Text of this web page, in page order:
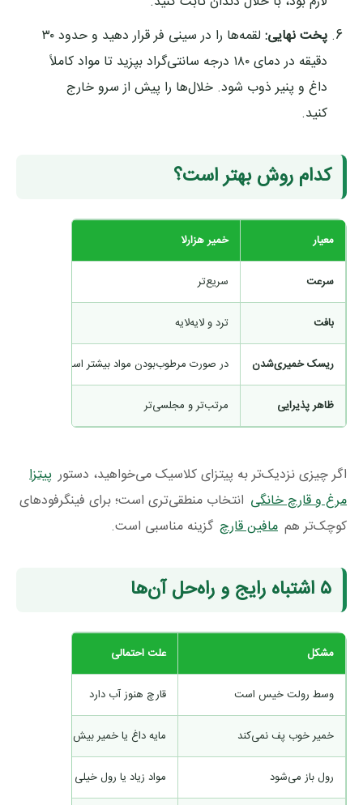
پخت نهایی:
لقمه‌ها را در سینی فر قرار دهید و حدود ۳۰
دقیقه در دمای ۱۸۰ درجه سانتی‌گراد بپزید تا مواد کاملاً
داغ و پنیر ذوب شود. خلال‌ها را پیش از سرو خارج
کنید.
کدام روش بهتر است؟
معیار خمیر هزارلا
سرعت سریع‌تر
بافت ترد و لایه‌لایه
ریسک خمیری‌شدن در صورت مرطوب‌بودن مواد بیشتر است
ظاهر پذیرایی مرتب‌تر و مجلسی‌تر
اگر چیزی نزدیک‌تر به پیتزای کلاسیک می‌خواهید، دستور پیتزا
مرغ و قارچ خانگی انتخاب منطقی‌تری است؛ برای فینگرفودهای
کوچک‌تر هم مافین قارچ گزینه مناسبی است.
۵ اشتباه رایج و راه‌حل آن‌ها
مشکل علت احتمالی
وسط رولت خیس است قارچ هنوز آب دارد
خمیر خوب پف نمی‌کند مایه داغ یا خمیر بیش از حد گرم
رول باز می‌شود مواد زیاد یا رول خیلی شل است